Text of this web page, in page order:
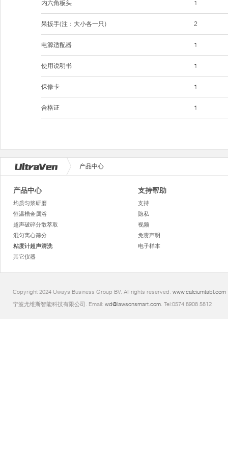
内六角板头
呆扳手(注：大小各一只)
电源适配器
使用说明书
保修卡
合格证
1
2
1
1
1
1
产品中心
产品中心
均质匀浆研磨
恒温槽金属浴
超声破碎分散萃取
混匀离心筛分
粘度计超声清洗
其它仪器
支持帮助
支持
隐私
视频
免责声明
电子样本
Copyright 2024 Uways Business Group BV. All rights reserved. www.calciumtabl.com
宁波尤维斯智能科技有限公司. Email: wd@lawsonsmart.com. Tel:0574 8908 5812